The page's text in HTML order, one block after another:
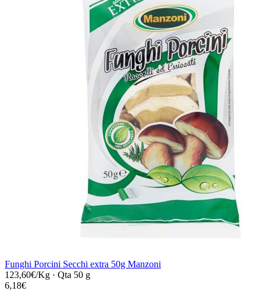
Funghi Porcini Secchi extra 50g Manzoni
123,60€/Kg · Qta 50 g
6,18€